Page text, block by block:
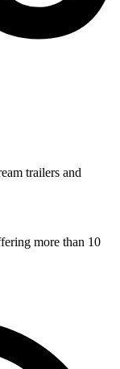
trailers and
more than 10